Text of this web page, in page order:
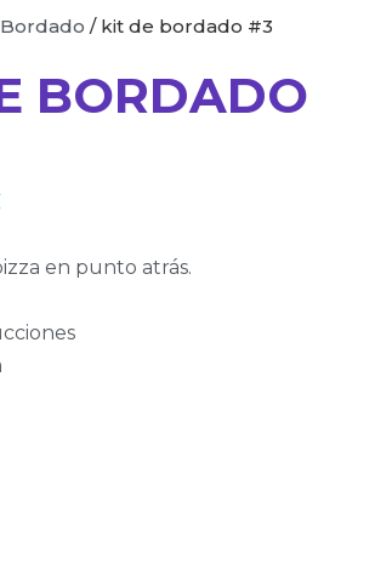
/ kit de bordado #3
BORDADO
en punto atrás.